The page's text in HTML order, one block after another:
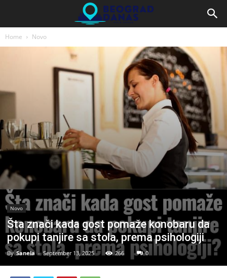
Home Novo
Novo
Šta znači kada gost pomaže konobaru da
pokupi tanjire sa stola, prema psihologiji
By Sanela - September 13, 2025 266 0